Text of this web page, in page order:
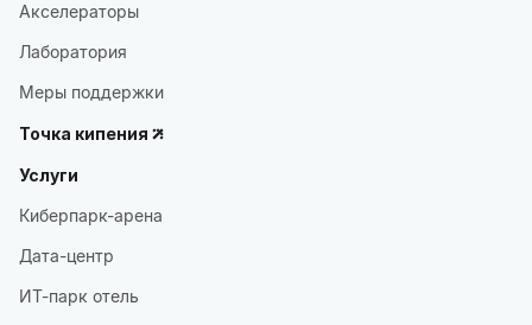
Акселераторы
Лаборатория
Меры поддержки
Точка кипения
Услуги
Киберпарк-арена
Дата-центр
ИТ-парк отель